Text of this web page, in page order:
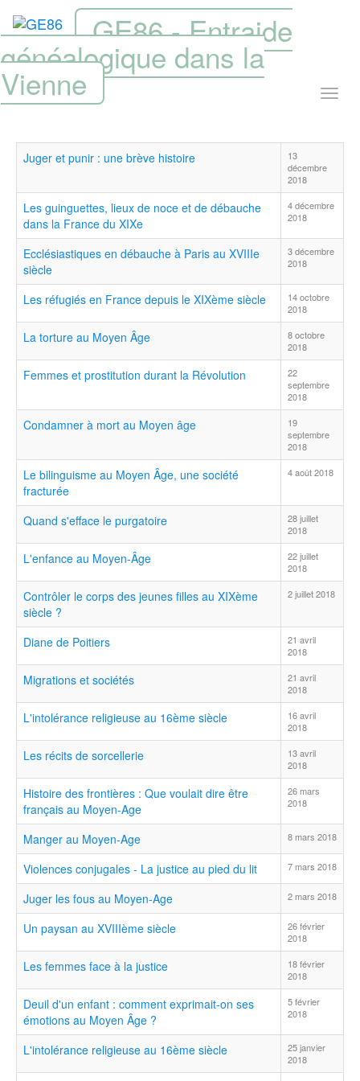
GE86 - Entraide
généalogique dans la
Vienne
Juger et punir : une brève histoire
13
décembre
2018
Les guinguettes, lieux de noce et de débauche
dans la France du XIXe
4 décembre
2018
Ecclésiastiques en débauche à Paris au XVIIIe
siècle
3 décembre
2018
Les réfugiés en France depuis le XIXème siècle
14 octobre
2018
La torture au Moyen Âge
8 octobre
2018
Femmes et prostitution durant la Révolution
22
septembre
2018
Condamner à mort au Moyen âge
19
septembre
2018
Le bilinguisme au Moyen Âge, une société
fracturée
4 août 2018
Quand s'efface le purgatoire
28 juillet
2018
L'enfance au Moyen-Âge
22 juillet
2018
Contrôler le corps des jeunes filles au XIXème
siècle ?
2 juillet 2018
Diane de Poitiers
21 avril
2018
Migrations et sociétés
21 avril
2018
L'intolérance religieuse au 16ème siècle
16 avril
2018
Les récits de sorcellerie
13 avril
2018
Histoire des frontières : Que voulait dire être
français au Moyen-Age
26 mars
2018
Manger au Moyen-Age 8 mars 2018
Violences conjugales - La justice au pied du lit 7 mars 2018
Juger les fous au Moyen-Age 2 mars 2018
Un paysan au XVIIIème siècle
26 février
2018
Les femmes face à la justice
18 février
2018
Deuil d'un enfant : comment exprimait-on ses
émotions au Moyen Âge ?
5 février
2018
L'intolérance religieuse au 16ème siècle
25 janvier
2018